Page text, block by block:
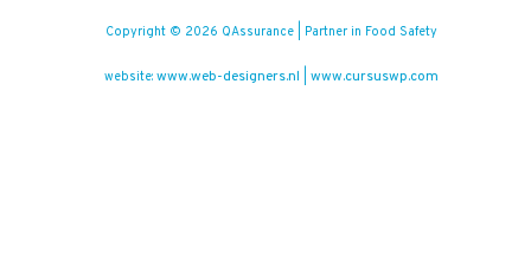
Copyright © 2026 QAssurance | Partner in Food Safety
website: www.web-designers.nl www.cursuswp.com